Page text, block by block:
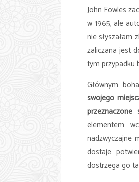
John Fowles
w 1965, ale
nie słyszałam
zaliczana jest
tym przypadku
Głównym
swojego
elementem
nadzwyczajne
dostaje
dostrzega go